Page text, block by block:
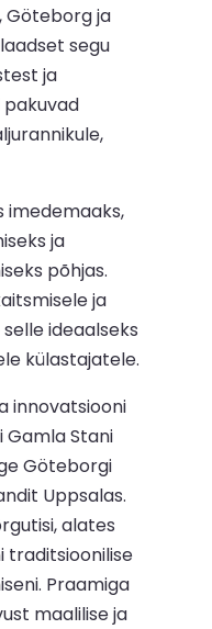
Göteborg ja
segu
ja
pakuvad
imedemaaks,
ja
põhjas.
ja
ideaalseks
külastajatele.
innovatsiooni
Gamla Stani
Göteborgi
Uppsalas.
alates
traditsioonilise
Praamiga
maalilise ja